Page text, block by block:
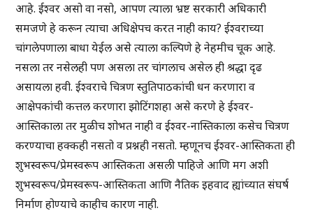
आहे. ईश्वर असो वा नसो, आपण त्याला भ्रष्ट सरकारी अधिकारी
समजणे हे करून त्याचा अधिक्षेपच करत नाही काय? ईश्वराच्या
चांगलेपणाला बाधा येईल असे त्याला कल्पिणे हे नेहमीच चूक आहे.
नसला तर नसेलही पण असला तर चांगलाच असेल ही श्रद्धा दृढ
असायला हवी. ईश्वराचे चित्रण स्तुतिपाठकांची धन करणारा व
आक्षेपकांची कत्तल करणारा झोटिंगशहा असे करणे हे ईश्वर-
आस्तिकाला तर मुळीच शोभत नाही व ईश्वर-नास्तिकाला कसेच चित्रण
करण्याचा हक्कही नसतो व प्रश्नही नसतो. म्हणूनच ईश्वर-आस्तिकता ही
शुभस्वरूप/प्रेमस्वरूप आस्तिकता असली पाहिजे आणि मग अशी
शुभस्वरूप/प्रेमस्वरूप-आस्तिकता आणि नैतिक इहवाद ह्यांच्यात संघर्ष
निर्माण होण्याचे काहीच कारण नाही.